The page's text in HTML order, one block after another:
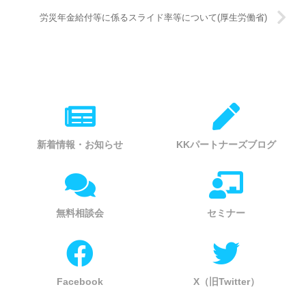
労災年金給付等に係るスライド率等について(厚生労働省)
新着情報・お知らせ KKパートナーズブログ
無料相談会 セミナー
Facebook X（旧Twitter）